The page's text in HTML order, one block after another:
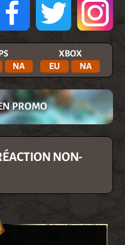
NA
XBOX
EU
NA
PROMO
NON-